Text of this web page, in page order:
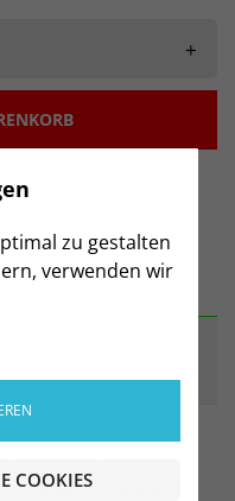
zu gestalten
verwenden wir
COOKIES
+
besteht aus einem
und praktisch